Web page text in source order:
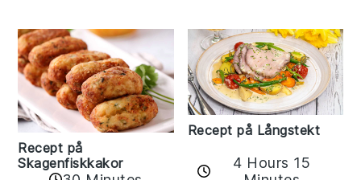
Recept på
Skagenfiskkakor
Recept på Långstekt
4 Hours 15